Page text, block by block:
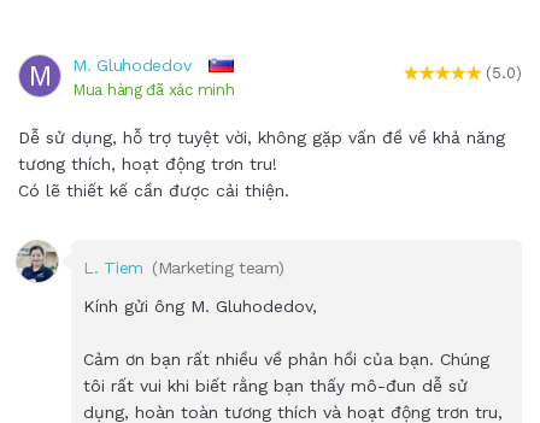
M M. Gluhodedov
Mua hàng đã xác minh
(5.0)
Dễ sử dụng, hỗ trợ tuyệt vời, không gặp vấn đề về khả năng
tương thích, hoạt động trơn tru!
Có lẽ thiết kế cần được cải thiện.
L. Tiem (Marketing team)
Kính gửi ông M. Gluhodedov,
Cảm ơn bạn rất nhiều về phản hồi của bạn. Chúng
tôi rất vui khi biết rằng bạn thấy mô-đun dễ sử
dụng, hoàn toàn tương thích và hoạt động trơn tru,